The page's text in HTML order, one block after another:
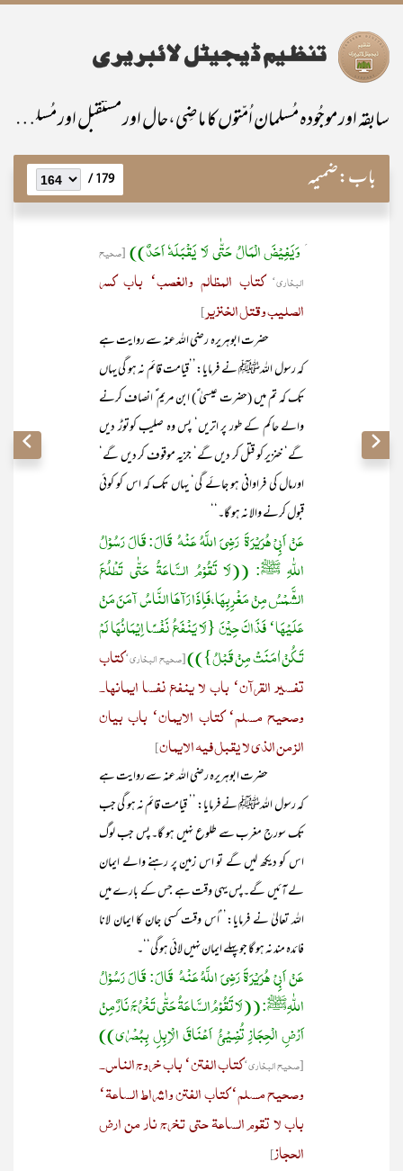
سابقہ اور موجُودہ مُسلمان اُمّتوں کا ماضِی،حال اور مستقبل اور مُسلمانانِ پاکستان کی خصوصی ذمّہ داری
باب:ضمیمہ 179 /
وَیَفِیْضَ الْمَالُ حَتّٰی لَا یَقْبَلَہٗ اَحَدٌ))[صحیح
البخاری‘ کتاب المظالم والغصب‘ باب کسر
الصلیب وقتل الخنزیر]
حضرت ابوہریرہ رضی اللہ عنہ سے روایت ہے
کہ رسول اللہﷺ نے فرمایا:’’قیامت قائم نہ ہو گی یہاں
تک کہ تم میں (حضرت عیسیٰ ؑ) ابن مریم ؑ انصاف کرنے
والے حاکم کے طور پر اتریں‘ پس وہ صلیب کوتوڑ دیں
گے‘ خنزیر کو قتل کر دیں گے‘ جزیہ موقوف کر دیں گے‘
اورمال کی فراوانی ہو جائے گی‘ یہاں تک کہ اس کو کوئی
قبول کرنے والا نہ ہو گا۔‘‘
عَنْ اَبِیْ ہُرَیْرَۃَ رَضِيَ اللَّهُ عَنْهُ قَالَ: قَالَ رَسُوْلُ
اللّٰہِ ﷺ: ((لَا تَقُوْمُ السَّاعَۃُ حَتّٰی تَطْلُعَ
الشَّمْسُ مِنْ مَغْرِبِھَا، فَاِذَا رَآھَا النَّاسُ آمَنَ مَنْ
عَلَیْھَا‘ فَذَاکَ حِیْنَ {لَا یَنْفَعُ نَفْسًا اِیْمَانُھَا لَمْ
تَـکُنْ اٰمَنَتْ مِنْ قَبْلُ}))[صحیح البخاری‘کتاب
تفسیر القرآن‘ باب لا ینفع نفسا ایمانھا۔
وصحیح مسلم‘ کتاب الایمان‘ باب بیان
الزمن الذی لا یقبل فیہ الایمان]
حضرت ابوہریرہ رضی اللہ عنہ سے روایت ہے
کہ رسول اللہﷺ نے فرمایا: ’’ قیامت قائم نہ ہو گی جب
تک سورج مغرب سے طلوع نہیں ہو گا۔ پس جب لوگ
اس کو دیکھ لیں گے تو اس زمین پر رہنے والے ایمان
لے آئیں گے۔پس یہی وقت ہے جس کے بارے میں
اللہ تعالیٰ نے فرمایا:’’اُس وقت کسی جان کا ایمان لانا
فائدہ مند نہ ہو گا جو پہلے ایمان نہیں لائی ہو گی‘‘۔
عَنْ اَبِیْ ہُرَیْرَۃَ رَضِيَ اللَّهُ عَنْهُ قَالَ: قَالَ رَسُوْلُ
اللّٰہِﷺ: ((لَا تَقُوْمُ السَّاعَۃُ حَتّٰی تَخْرُجَ نَارٌ مِنْ
اَرْضِ الْحِجَازِ تُضِیْئُ اَعْنَاقَ الْاِبِلِ بِبُصْرٰی))
[صحیح البخاری‘کتاب الفتن‘ باب خروج الناس۔
وصحیح مسلم‘ کتاب الفتن واشراط الساعۃ‘
باب لا تقوم الساعۃ حتی تخرج نار من ارض
الحجاز]